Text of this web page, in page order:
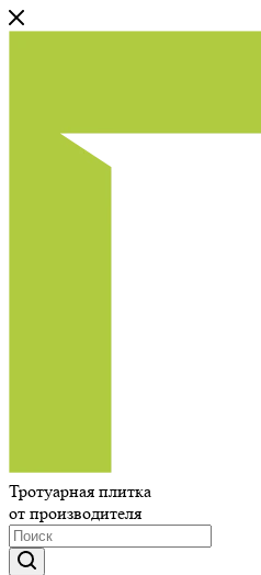
Тротуарная плитка
от производителя